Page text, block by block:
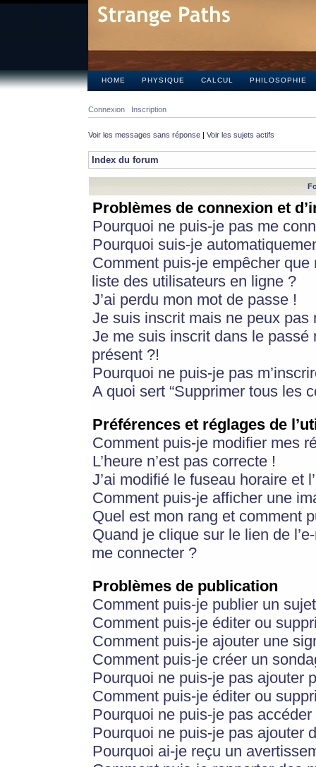
HOME PHYSIQUE CALCUL PHILOSOPHIE
Connexion Inscription
Voir les messages sans réponse | Voir les sujets actifs
Index du forum
Problèmes de connexion et
Pourquoi ne puis-je pas me
Pourquoi suis-je
Comment puis-je empêcher
liste des utilisateurs en ligne ?
J’ai perdu mon mot de passe !
Je suis inscrit mais ne peux pas
Je me suis inscrit dans le
présent ?!
Pourquoi ne puis-je pas
A quoi sert “Supprimer tous les
Préférences et réglages de
Comment puis-je modifier mes
L’heure n’est pas correcte !
J’ai modifié le fuseau horaire et
Comment puis-je afficher une
Quel est mon rang et comment
Quand je clique sur le lien de
me connecter ?
Problèmes de publication
Comment puis-je publier un
Comment puis-je éditer ou
Comment puis-je ajouter une
Comment puis-je créer un
Pourquoi ne puis-je pas ajouter
Comment puis-je éditer ou
Pourquoi ne puis-je pas
Pourquoi ne puis-je pas ajouter
Pourquoi ai-je reçu un